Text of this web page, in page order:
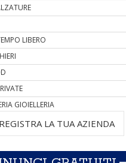
LIBERO
GIOIELLERIA
REGISTRA LA TUA AZIENDA